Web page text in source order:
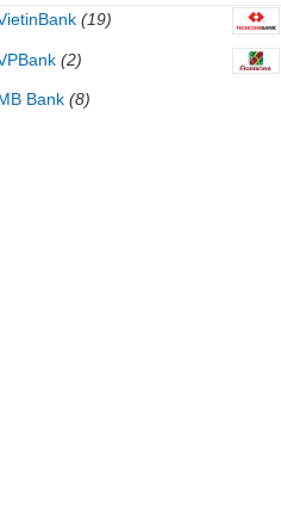
(19)
(2)
Bank (8)